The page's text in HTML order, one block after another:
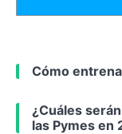
Cómo
¿Cuáles
las Pymes en